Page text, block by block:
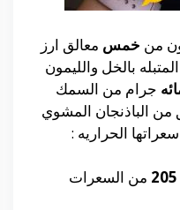
من خمس معالق ارز
بالخل والليمون
جرام من السمك
من الباذنجان المشوي
الحراريه :
205 من السعرات